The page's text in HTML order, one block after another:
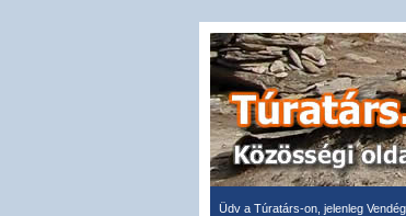
Üdv a Túratárs-on, jelenleg